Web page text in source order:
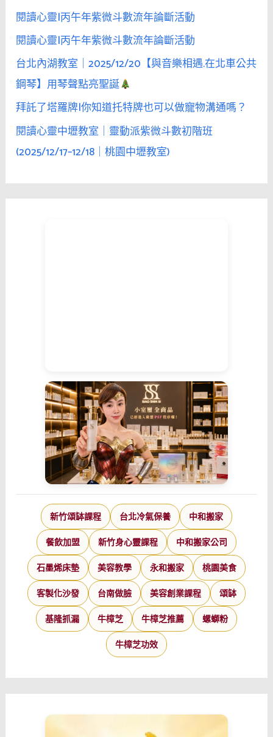
景」
會
讓
女
性
瞬
間
冷
感
閱讀心靈|丙午年紫微斗數流年論斷活動
閱讀心靈|丙午年紫微斗數流年論斷活動
台北內湖教室｜2025/12/20【與音樂相遇.在北車公共
鋼琴】用琴聲點亮聖誕
拜託了塔羅牌|你知道托特牌也可以做寵物溝通嗎？
閱讀心靈中壢教室｜靈動派紫微斗數初階班
(2025/12/17–12/18｜桃園中壢教室)
新竹頌缽課程 台北冷氣保養 中和搬家
餐飲加盟 新竹身心靈課程 中和搬家公司
石墨烯床墊 美容教學 永和搬家 桃園美食
客製化沙發 台南做臉 美容創業課程 頌缽
基隆抓漏 牛樟芝 牛樟芝推薦 螺螄粉
牛樟芝功效